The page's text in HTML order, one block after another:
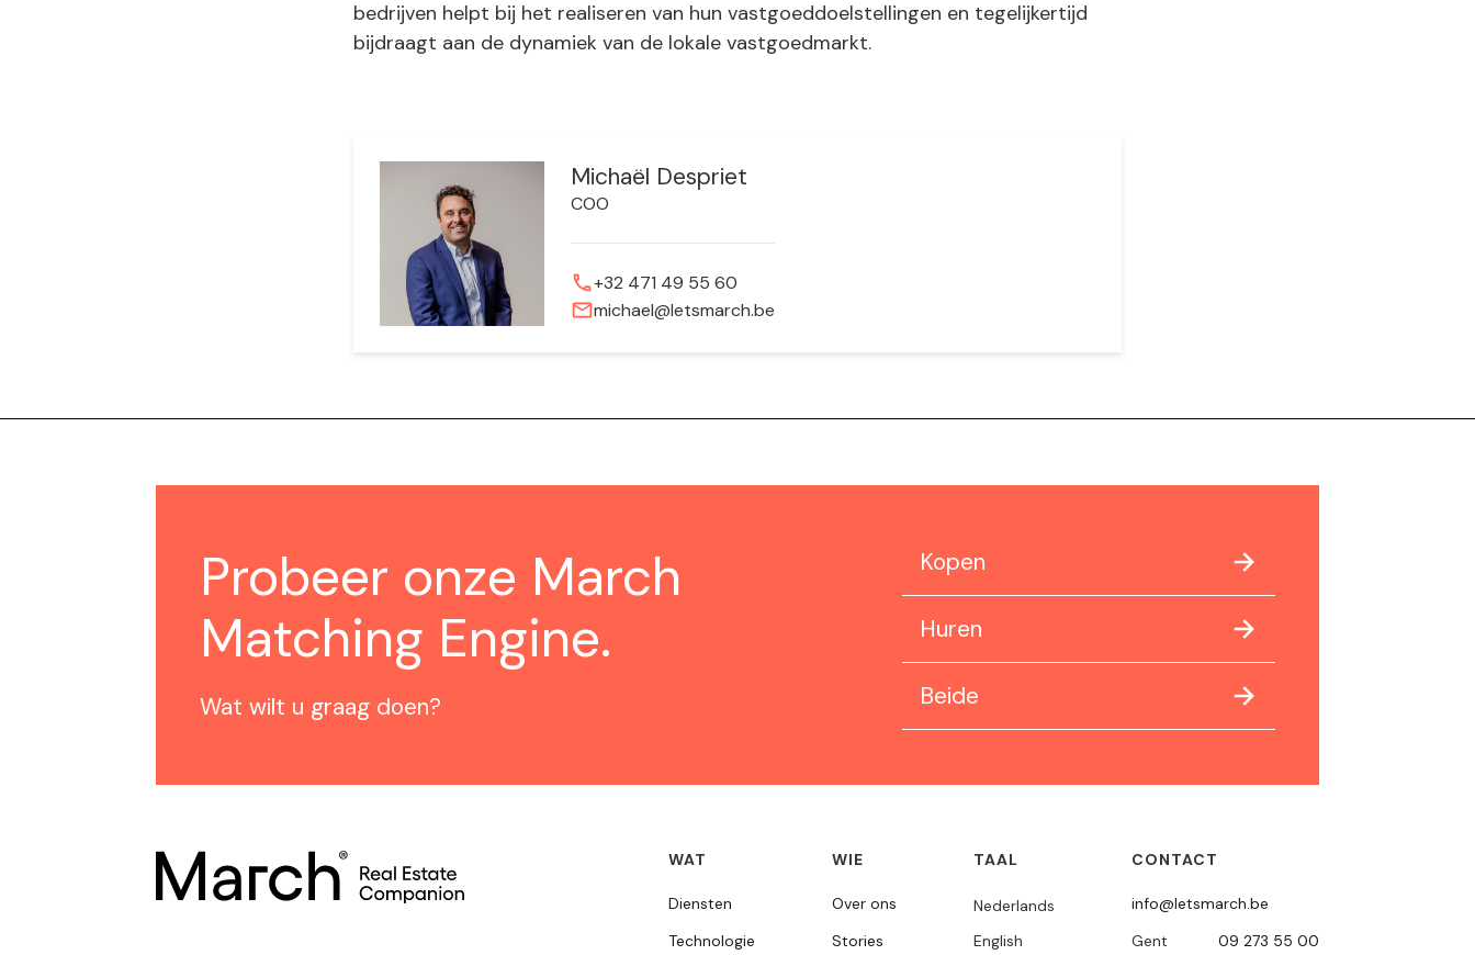
bedrijven helpt bij het realiseren van hun vastgoeddoelstellingen en tegelijkertijd
bijdraagt aan de dynamiek van de lokale vastgoedmarkt.
Michaël Despriet
COO
phone+32 471 49 55 60
mailmichael@letsmarch.be
Probeer onze March
Matching Engine.
Wat wilt u graag doen?
Kopen
Huren
Beide
WAT
Diensten
Technologie
WIE
Over ons
Stories
TAAL
Nederlands
English
CONTACT
info@letsmarch.be
Gent
09 273 55 00